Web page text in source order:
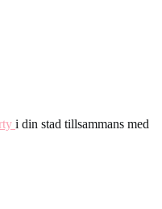
i din stad tillsammans med